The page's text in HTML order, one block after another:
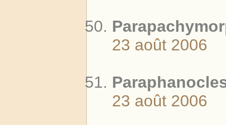
23 août 2006
23 août 2006